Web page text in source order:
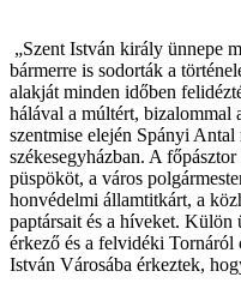
„Szent István király ünnepe
bármerre is sodorták a
alakját minden időben
hálával a múltért, bizalommal
szentmise elején Spányi
székesegyházban. A
püspököt, a város
honvédelmi államtitkárt, a
paptársait és a híveket.
érkező és a felvidéki Tornáról
István Városába érkeztek,